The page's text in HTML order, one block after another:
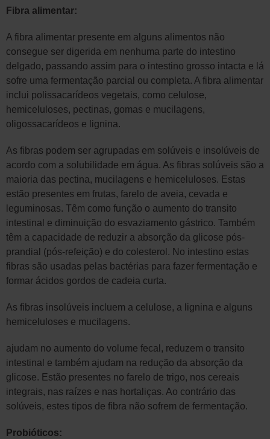
Fibra alimentar:
A fibra alimentar presente em alguns alimentos não
consegue ser digerida em nenhuma parte do intestino
delgado, passando assim para o intestino grosso intacta e lá
sofre uma fermentação parcial ou completa. A fibra alimentar
inclui polissacarídeos vegetais, como celulose,
hemiceluloses, pectinas, gomas e mucilagens,
oligossacarídeos e lignina.
As fibras podem ser agrupadas em solúveis e insolúveis de
acordo com a solubilidade em água. As fibras solúveis são a
maioria das pectina, mucilagens e hemiceluloses. Estas
estão presentes em frutas, farelo de aveia, cevada e
leguminosas. Têm como função o aumento do transito
intestinal e diminuição do esvaziamento gástrico. Também
têm a capacidade de reduzir a absorção da glicose pós-
prandial (pós-refeição) e do colesterol. No intestino estas
fibras são usadas pelas bactérias para fazer fermentação e
formar ácidos gordos de cadeia curta.
As fibras insolúveis incluem a celulose, a lignina e alguns
hemiceluloses e mucilagens.
ajudam no aumento do volume fecal, reduzem o transito
intestinal e também ajudam na redução da absorção da
glicose. Estão presentes no farelo de trigo, nos cereais
integrais, nas raízes e nas hortaliças. Ao contrário das
solúveis, estes tipos de fibra não sofrem de fermentação.
Probióticos: